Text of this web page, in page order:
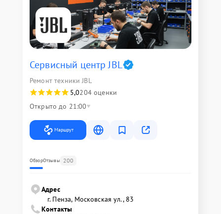
Сервисный центр JBL
Ремонт техники JBL
5,0204 оценки
Открыто до 21:00
Маршрут
ОбзорОтзывы 200
Адрес
г. Пенза, Московская ул., 83
Контакты